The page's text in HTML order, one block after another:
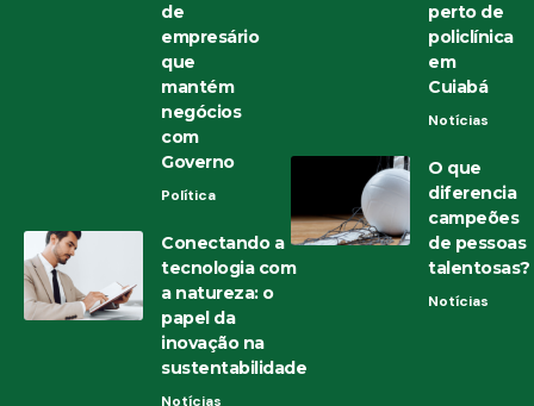
de
empresário
que
mantém
negócios
com
Governo
Política
Conectando a
tecnologia com
a natureza: o
papel da
inovação na
sustentabilidade
Notícias
perto de
policlínica
em
Cuiabá
Notícias
O que
diferencia
campeões
de pessoas
talentosas?
Notícias